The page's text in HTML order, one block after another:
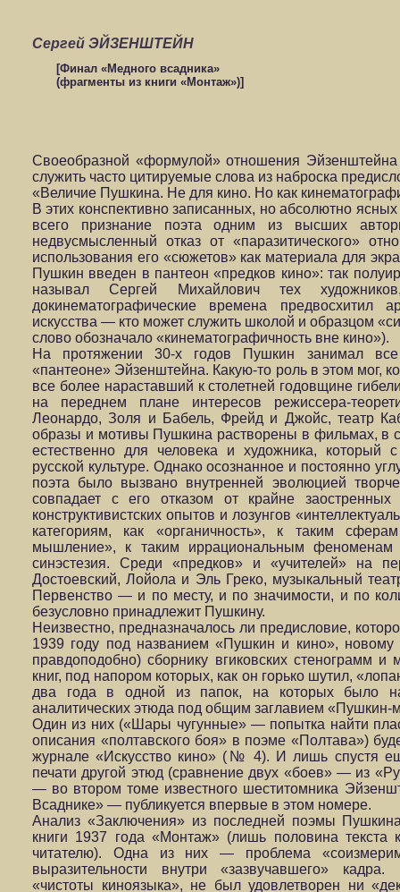
Сергей ЭЙЗЕНШТЕЙН
[Финал «Медного всадника»
(фрагменты из книги «Монтаж»)]
Своеобразной «формулой» отношения
служить часто цитируемые слова из наброска
«Величие Пушкина. Не для кино. Но как
В этих конспективно записанных, но абсолютно
всего признание поэта одним из высших
недвусмысленный отказ от «паразитического»
использования его «сюжетов» как материала для
Пушкин введен в пантеон «предков кино»: так
называл Сергей Михайлович тех
докинематографические времена предвосхитил
искусства — кто может служить школой и образцом
слово обозначало «кинематографичность вне кино»).
На протяжении 30-х годов Пушкин занимал
«пантеоне» Эйзенштейна. Какую-то роль в этом мог,
все более нараставший к столетней годовщине
на переднем плане интересов режиссера-
Леонардо, Золя и Бабель, Фрейд и Джойс, театр
образы и мотивы Пушкина растворены в фильмах, в
естественно для человека и художника, который
русской культуре. Однако осознанное и постоянно
поэта было вызвано внутренней эволюцией
совпадает с его отказом от крайне заостренных
конструктивистских опытов и лозунгов
категориям, как «органичность», к таким
мышление», к таким иррациональным феноменам
синэстезия. Среди «предков» и «учителей» на
Достоевский, Лойола и Эль Греко, музыкальный
Первенство — и по месту, и по значимости, и по
безусловно принадлежит Пушкину.
Неизвестно, предназначалось ли предисловие,
1939 году под названием «Пушкин и кино»,
правдоподобно) сборнику вгиковских стенограмм и
книг, под напором которых, как он горько шутил,
два года в одной из папок, на которых было
аналитических этюда под общим заглавием «Пушкин-
Один из них («Шары чугунные» — попытка найти
описания «полтавского боя» в поэме «Полтава»)
журнале «Искусство кино» (№ 4). И лишь спустя
печати другой этюд (сравнение двух «боев» — из
— во втором томе известного шеститомника
Всаднике» — публикуется впервые в этом номере.
Анализ «Заключения» из последней поэмы
книги 1937 года «Монтаж» (лишь половина текста
читателю). Одна из них — проблема
выразительности внутри «зазвучавшего»
«чистоты киноязыка», не был удовлетворен ни